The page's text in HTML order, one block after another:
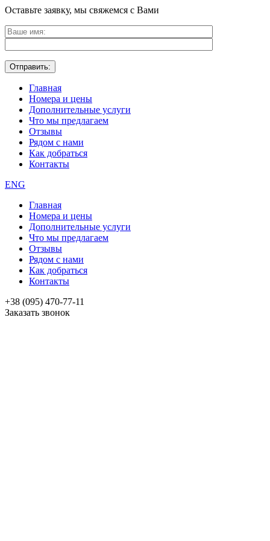
Оставьте заявку, мы свяжемся с Вами
Главная
Номера и цены
Дополнительные услуги
Что мы предлагаем
Отзывы
Рядом с нами
Как добраться
Контакты
ENG
Главная
Номера и цены
Дополнительные услуги
Что мы предлагаем
Отзывы
Рядом с нами
Как добраться
Контакты
+38 (095) 470-77-11
Заказать звонок